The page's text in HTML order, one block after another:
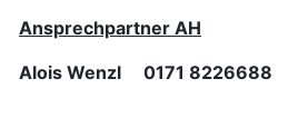
Ansprechpartner AH
Alois Wenzl 0171 8226688